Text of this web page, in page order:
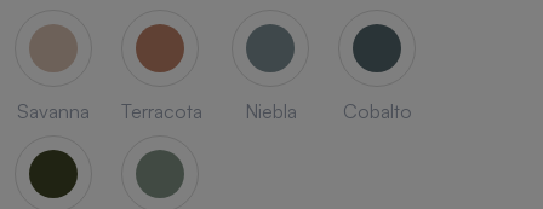
Savanna Terracota Niebla Cobalto